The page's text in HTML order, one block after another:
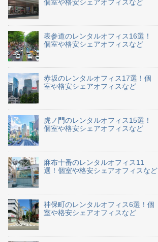
個室や格安シェアオフィスなど
表参道のレンタルオフィス16選！
個室や格安シェアオフィスなど
赤坂のレンタルオフィス17選！個
室や格安シェアオフィスなど
虎ノ門のレンタルオフィス15選！
個室や格安シェアオフィスなど
麻布十番のレンタルオフィス11
選！個室や格安シェアオフィスなど
神保町のレンタルオフィス6選！個
室や格安シェアオフィスなど